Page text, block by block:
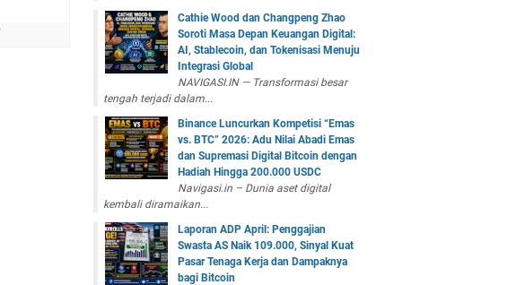
Cathie Wood dan Changpeng Zhao
Soroti Masa Depan Keuangan Digital:
AI, Stablecoin, dan Tokenisasi Menuju
Integrasi Global
NAVIGASI.IN — Transformasi besar
tengah terjadi dalam...
Binance Luncurkan Kompetisi “Emas
vs. BTC” 2026: Adu Nilai Abadi Emas
dan Supremasi Digital Bitcoin dengan
Hadiah Hingga 200.000 USDC
Navigasi.in – Dunia aset digital
kembali diramaikan...
Laporan ADP April: Penggajian
Swasta AS Naik 109.000, Sinyal Kuat
Pasar Tenaga Kerja dan Dampaknya
bagi Bitcoin